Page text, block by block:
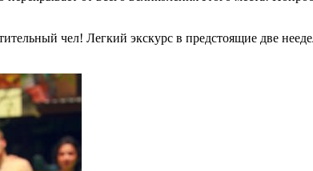
чел! Легкий экскурс в предстоящие две